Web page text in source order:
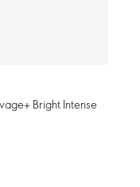
Bright Intense